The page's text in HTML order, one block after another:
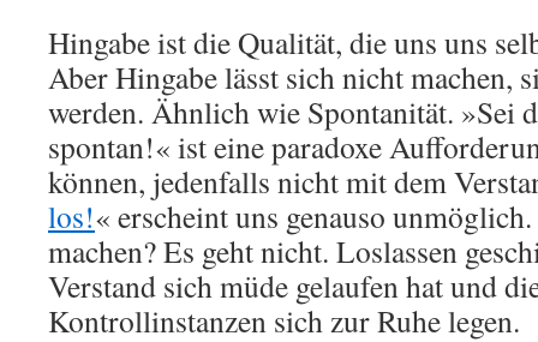
Hingabe ist die Qualität, die uns uns
Aber Hingabe lässt sich nicht machen,
werden. Ähnlich wie Spontanität. »Sei
spontan!« ist eine paradoxe
können, jedenfalls nicht mit dem
los!« erscheint uns genauso
machen? Es geht nicht. Loslassen
Verstand sich müde gelaufen hat und
Kontrollinstanzen sich zur Ruhe legen.